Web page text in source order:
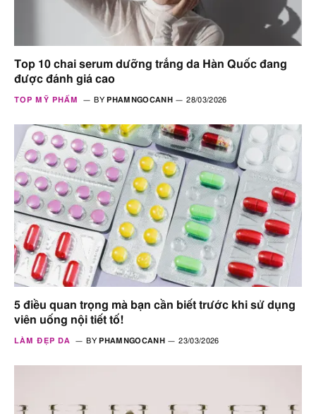
Top 10 chai serum dưỡng trắng da Hàn Quốc đang
được đánh giá cao
TOP MỸ PHẨM BY PHAMNGOCANH 28/03/2026
5 điều quan trọng mà bạn cần biết trước khi sử dụng
viên uống nội tiết tố!
LÀM ĐẸP DA BY PHAMNGOCANH 23/03/2026